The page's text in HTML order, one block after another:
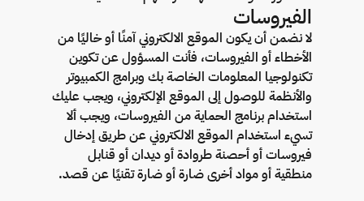
الفيروسات
لا نضمن أن يكون الموقع الالكتروني آمنًا أو خاليًا من
الأخطاء أو الفيروسات، فأنت المسؤول عن تكوين
تكنولوجيا المعلومات الخاصة بك وبرامج الكمبيوتر
والأنظمة للوصول إلى الموقع الإلكتروني، ويجب عليك
استخدام برنامج الحماية من الفيروسات، ويجب ألا
تسيء استخدام الموقع الالكتروني عن طريق إدخال
فيروسات أو أحصنة طروادة أو ديدان أو قنابل
منطقية أو مواد أخرى ضارة أو ضارة تقنيًا عن قصد.